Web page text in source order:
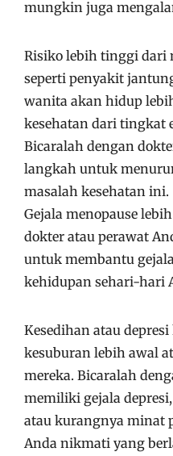
mungkin juga
Risiko lebih tinggi dari
seperti penyakit
wanita akan hidup
kesehatan dari tingkat
Bicaralah dengan
langkah untuk
masalah kesehatan ini.
Gejala menopause
dokter atau perawat
untuk membantu
kehidupan sehari-hari
Kesedihan atau
kesuburan lebih awal
mereka. Bicaralah
memiliki gejala
atau kurangnya minat
Anda nikmati yang